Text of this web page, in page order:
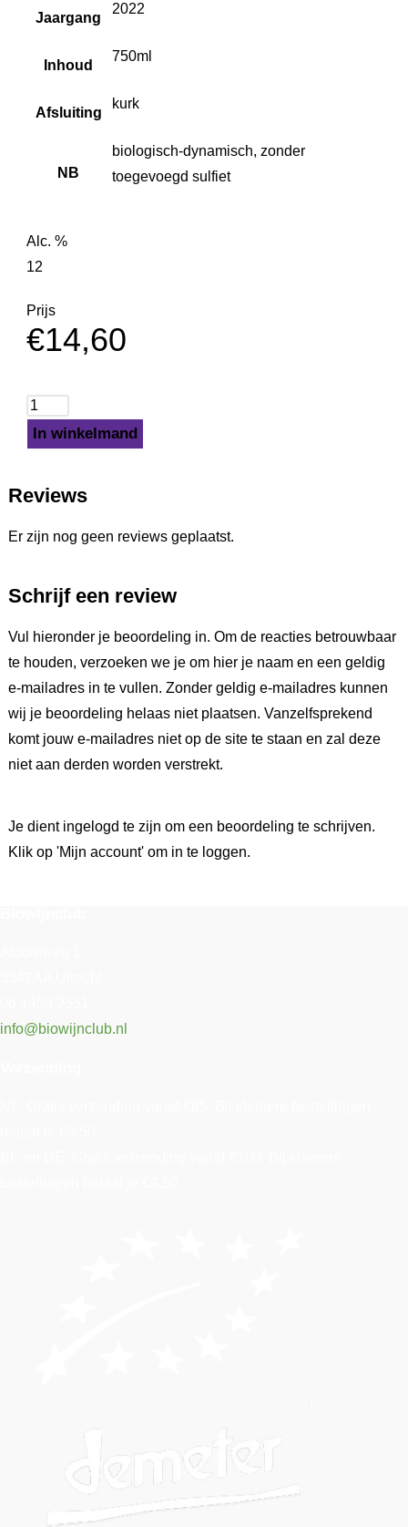
Jaargang
2022
Inhoud
750ml
Afsluiting
kurk
NB
biologisch-dynamisch, zonder
toegevoegd sulfiet
Alc. %
12
Prijs
€14,60
In winkelmand
Reviews
Er zijn nog geen reviews geplaatst.
Schrijf een review
Vul hieronder je beoordeling in. Om de reacties betrouwbaar
te houden, verzoeken we je om hier je naam en een geldig
e-mailadres in te vullen. Zonder geldig e-mailadres kunnen
wij je beoordeling helaas niet plaatsen. Vanzelfsprekend
komt jouw e-mailadres niet op de site te staan en zal deze
niet aan derden worden verstrekt.
Je dient ingelogd te zijn om een beoordeling te schrijven.
Klik op 'Mijn account' om in te loggen.
info@biowijnclub.nl